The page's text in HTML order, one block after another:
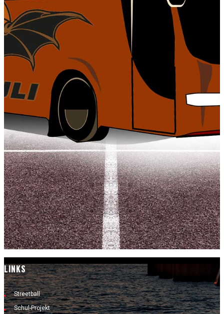
LINKS
Streetball
Schul-Projekt